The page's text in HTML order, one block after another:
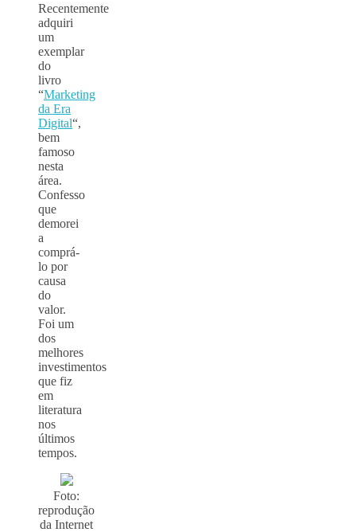
Recentemente
adquiri
um
exemplar
do
livro
“Marketing
da Era
Digital“,
bem
famoso
nesta
área.
Confesso
que
demorei
a
comprá-
lo por
causa
do
valor.
Foi um
dos
melhores
investimentos
que fiz
em
literatura
nos
últimos
tempos.
Foto:
reprodução
da Internet